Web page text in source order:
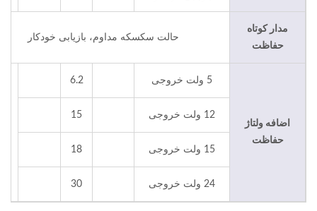
مدار کوتاه
حفاظت
حالت سکسکه مداوم، بازیابی خودکار
اضافه ولتاژ
حفاظت
5 ولت خروجی 6.2
12 ولت خروجی 15
15 ولت خروجی 18
24 ولت خروجی 30